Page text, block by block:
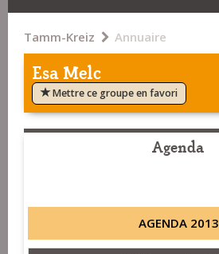
Tamm-Kreiz Annuaire
Esa Melc
Mettre ce groupe en favori
Agenda
AGENDA 2013